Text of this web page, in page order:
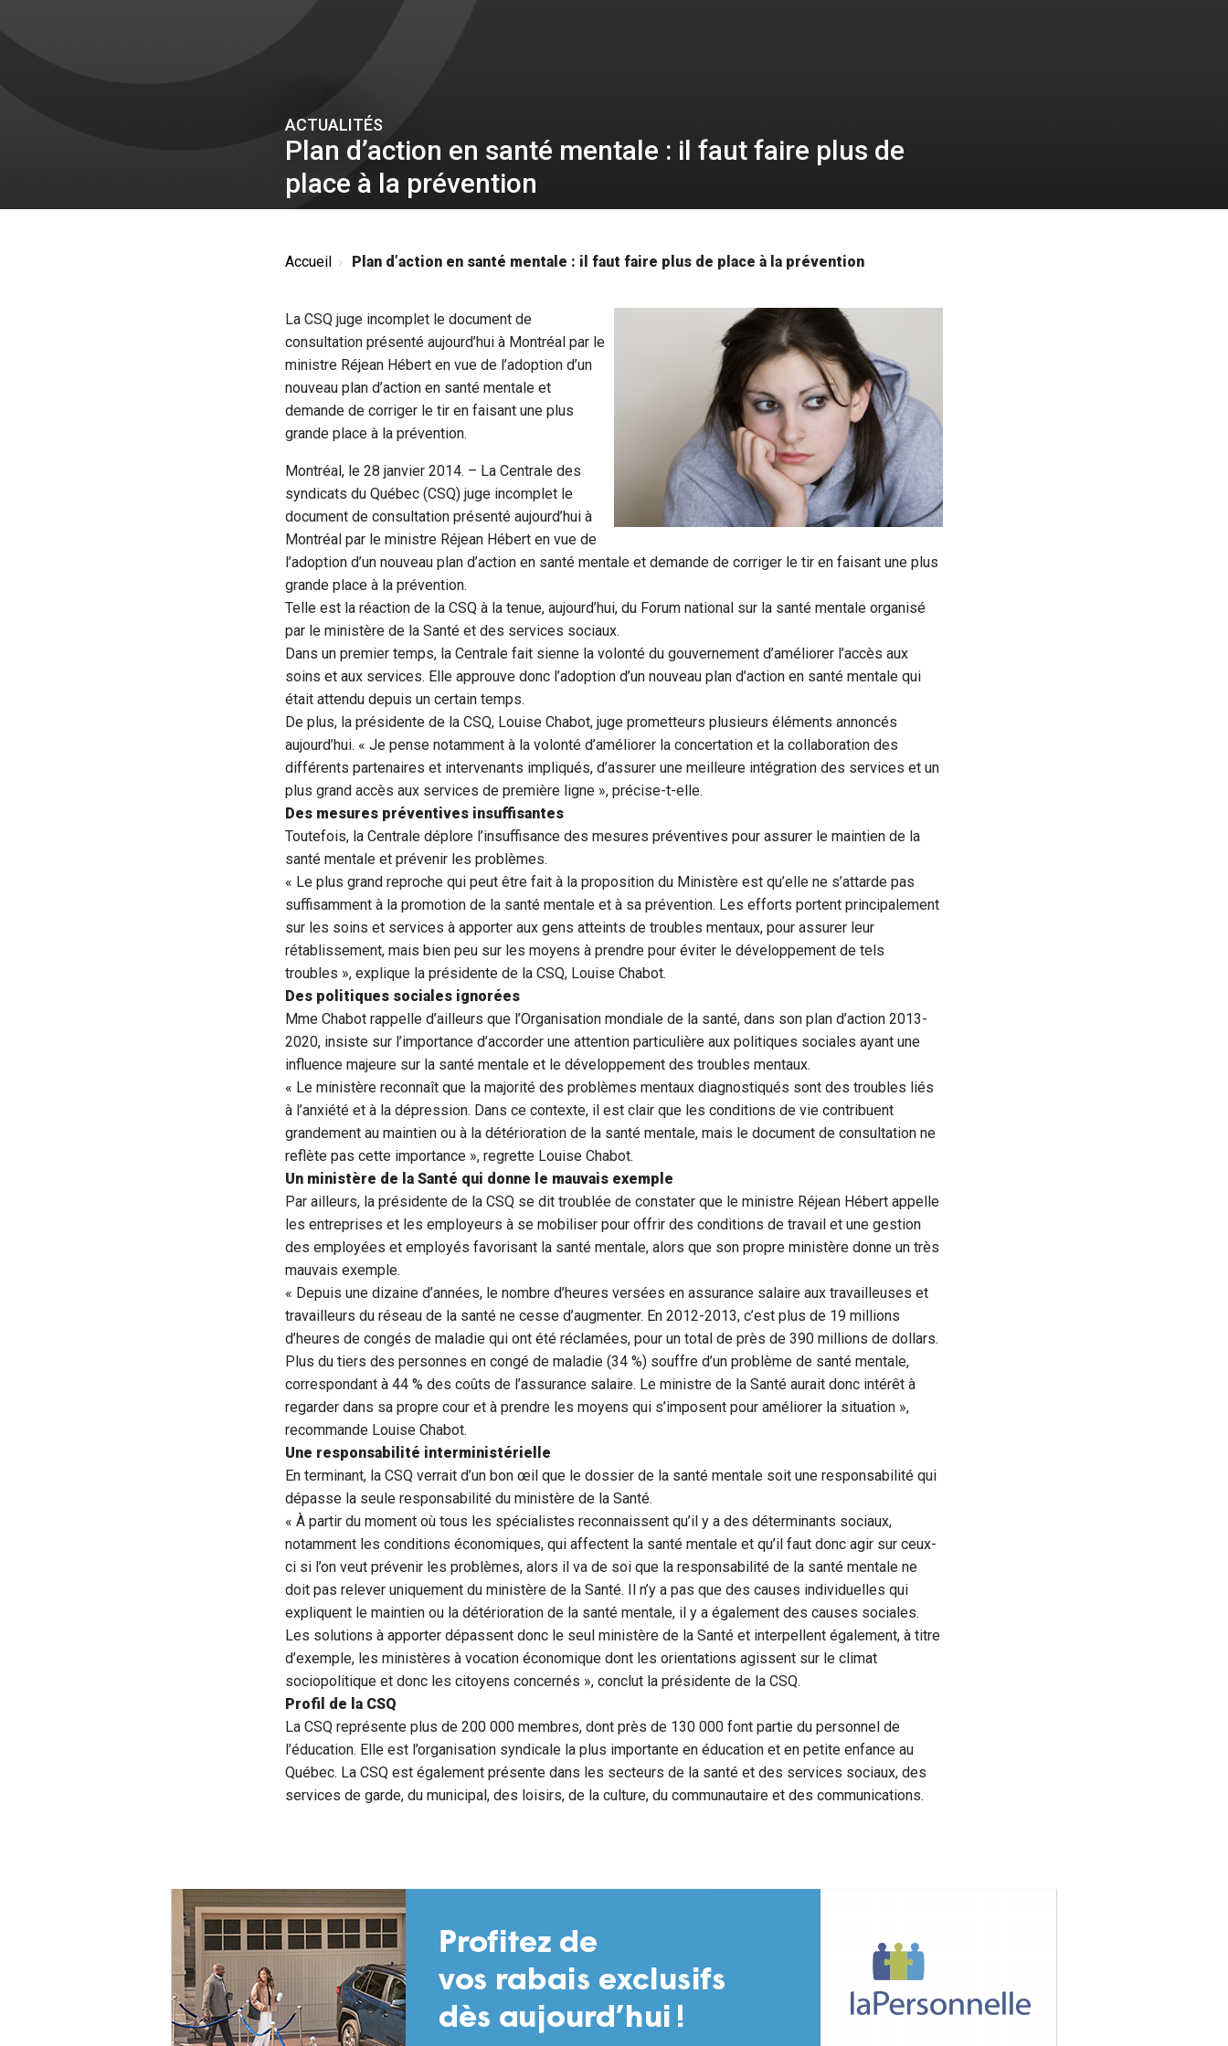
ACTUALITÉS
Plan d’action en santé mentale : il faut faire plus de
place à la prévention
Accueil Plan d’action en santé mentale : il faut faire plus de place à la prévention
La CSQ juge incomplet le document de
consultation présenté aujourd’hui à Montréal par le
ministre Réjean Hébert en vue de l’adoption d’un
nouveau plan d’action en santé mentale et
demande de corriger le tir en faisant une plus
grande place à la prévention.
Montréal, le 28 janvier 2014. – La Centrale des
syndicats du Québec (CSQ) juge incomplet le
document de consultation présenté aujourd’hui à
Montréal par le ministre Réjean Hébert en vue de
l’adoption d’un nouveau plan d’action en santé mentale et demande de corriger le tir en faisant une plus
grande place à la prévention.
Telle est la réaction de la CSQ à la tenue, aujourd’hui, du Forum national sur la santé mentale organisé
par le ministère de la Santé et des services sociaux.
Dans un premier temps, la Centrale fait sienne la volonté du gouvernement d’améliorer l’accès aux
soins et aux services. Elle approuve donc l’adoption d’un nouveau plan d’action en santé mentale qui
était attendu depuis un certain temps.
De plus, la présidente de la CSQ, Louise Chabot, juge prometteurs plusieurs éléments annoncés
aujourd’hui. « Je pense notamment à la volonté d’améliorer la concertation et la collaboration des
différents partenaires et intervenants impliqués, d’assurer une meilleure intégration des services et un
plus grand accès aux services de première ligne », précise-t-elle.
Des mesures préventives insuffisantes
Toutefois, la Centrale déplore l’insuffisance des mesures préventives pour assurer le maintien de la
santé mentale et prévenir les problèmes.
« Le plus grand reproche qui peut être fait à la proposition du Ministère est qu’elle ne s’attarde pas
suffisamment à la promotion de la santé mentale et à sa prévention. Les efforts portent principalement
sur les soins et services à apporter aux gens atteints de troubles mentaux, pour assurer leur
rétablissement, mais bien peu sur les moyens à prendre pour éviter le développement de tels
troubles », explique la présidente de la CSQ, Louise Chabot.
Des politiques sociales ignorées
Mme Chabot rappelle d’ailleurs que l’Organisation mondiale de la santé, dans son plan d’action 2013-
2020, insiste sur l’importance d’accorder une attention particulière aux politiques sociales ayant une
influence majeure sur la santé mentale et le développement des troubles mentaux.
« Le ministère reconnaît que la majorité des problèmes mentaux diagnostiqués sont des troubles liés
à l’anxiété et à la dépression. Dans ce contexte, il est clair que les conditions de vie contribuent
grandement au maintien ou à la détérioration de la santé mentale, mais le document de consultation ne
reflète pas cette importance », regrette Louise Chabot.
Un ministère de la Santé qui donne le mauvais exemple
Par ailleurs, la présidente de la CSQ se dit troublée de constater que le ministre Réjean Hébert appelle
les entreprises et les employeurs à se mobiliser pour offrir des conditions de travail et une gestion
des employées et employés favorisant la santé mentale, alors que son propre ministère donne un très
mauvais exemple.
« Depuis une dizaine d’années, le nombre d’heures versées en assurance salaire aux travailleuses et
travailleurs du réseau de la santé ne cesse d’augmenter. En 2012-2013, c’est plus de 19 millions
d’heures de congés de maladie qui ont été réclamées, pour un total de près de 390 millions de dollars.
Plus du tiers des personnes en congé de maladie (34 %) souffre d’un problème de santé mentale,
correspondant à 44 % des coûts de l’assurance salaire. Le ministre de la Santé aurait donc intérêt à
regarder dans sa propre cour et à prendre les moyens qui s’imposent pour améliorer la situation »,
recommande Louise Chabot.
Une responsabilité interministérielle
En terminant, la CSQ verrait d’un bon œil que le dossier de la santé mentale soit une responsabilité qui
dépasse la seule responsabilité du ministère de la Santé.
« À partir du moment où tous les spécialistes reconnaissent qu’il y a des déterminants sociaux,
notamment les conditions économiques, qui affectent la santé mentale et qu’il faut donc agir sur ceux-
ci si l’on veut prévenir les problèmes, alors il va de soi que la responsabilité de la santé mentale ne
doit pas relever uniquement du ministère de la Santé. Il n’y a pas que des causes individuelles qui
expliquent le maintien ou la détérioration de la santé mentale, il y a également des causes sociales.
Les solutions à apporter dépassent donc le seul ministère de la Santé et interpellent également, à titre
d’exemple, les ministères à vocation économique dont les orientations agissent sur le climat
sociopolitique et donc les citoyens concernés », conclut la présidente de la CSQ.
Profil de la CSQ
La CSQ représente plus de 200 000 membres, dont près de 130 000 font partie du personnel de
l’éducation. Elle est l’organisation syndicale la plus importante en éducation et en petite enfance au
Québec. La CSQ est également présente dans les secteurs de la santé et des services sociaux, des
services de garde, du municipal, des loisirs, de la culture, du communautaire et des communications.